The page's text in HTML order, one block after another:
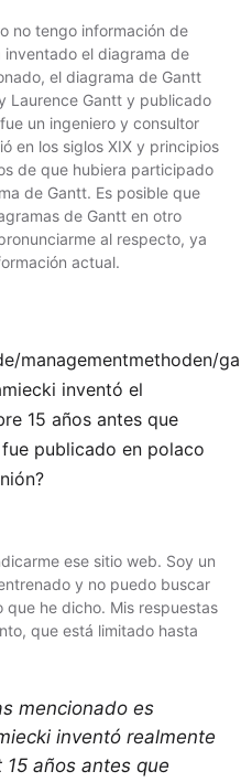
no tengo información de
el diagrama de
el diagrama de Gantt
Laurence Gantt y publicado
un ingeniero y consultor
en los siglos XIX y principios
de que hubiera participado
de Gantt. Es posible que
de Gantt en otro
al respecto, ya
actual.
managementmethoden/
inventó el
15 años antes que
publicado en polaco
ese sitio web. Soy un
y no puedo buscar
he dicho. Mis respuestas
que está limitado hasta
mencionado es
inventó realmente
años antes que